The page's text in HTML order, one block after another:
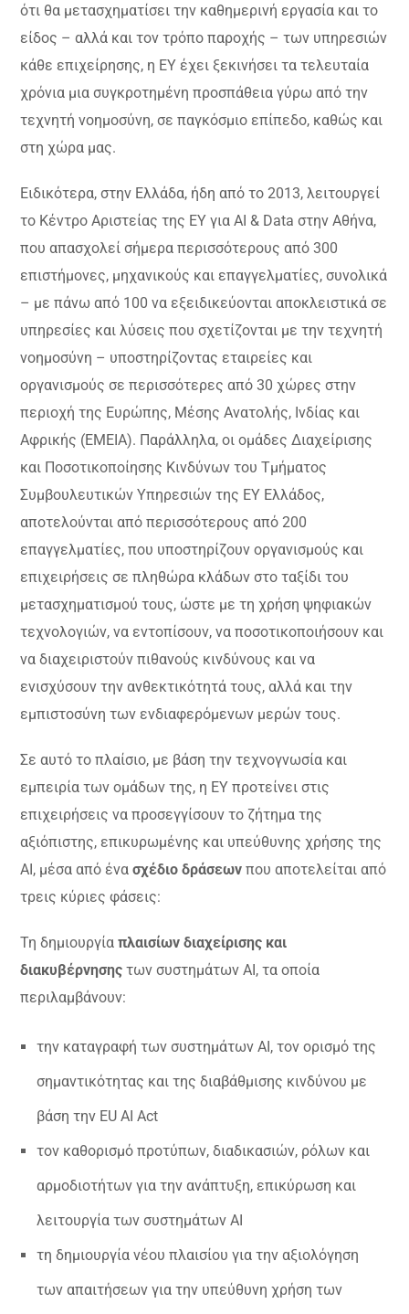
ότι θα μετασχηματίσει την καθημερινή εργασία και το
είδος – αλλά και τον τρόπο παροχής – των υπηρεσιών
κάθε επιχείρησης, η ΕΥ έχει ξεκινήσει τα τελευταία
χρόνια μια συγκροτημένη προσπάθεια γύρω από την
τεχνητή νοημοσύνη, σε παγκόσμιο επίπεδο, καθώς και
στη χώρα μας.
Ειδικότερα, στην Ελλάδα, ήδη από το 2013, λειτουργεί
το Κέντρο Αριστείας της EY για AI & Data στην Αθήνα,
που απασχολεί σήμερα περισσότερους από 300
επιστήμονες, μηχανικούς και επαγγελματίες, συνολικά
– με πάνω από 100 να εξειδικεύονται αποκλειστικά σε
υπηρεσίες και λύσεις που σχετίζονται με την τεχνητή
νοημοσύνη – υποστηρίζοντας εταιρείες και
οργανισμούς σε περισσότερες από 30 χώρες στην
περιοχή της Ευρώπης, Μέσης Ανατολής, Ινδίας και
Αφρικής (EMEIA). Παράλληλα, οι ομάδες Διαχείρισης
και Ποσοτικοποίησης Κινδύνων του Τμήματος
Συμβουλευτικών Υπηρεσιών της EY Ελλάδος,
αποτελούνται από περισσότερους από 200
επαγγελματίες, που υποστηρίζουν οργανισμούς και
επιχειρήσεις σε πληθώρα κλάδων στο ταξίδι του
μετασχηματισμού τους, ώστε με τη χρήση ψηφιακών
τεχνολογιών, να εντοπίσουν, να ποσοτικοποιήσουν και
να διαχειριστούν πιθανούς κινδύνους και να
ενισχύσουν την ανθεκτικότητά τους, αλλά και την
εμπιστοσύνη των ενδιαφερόμενων μερών τους.
Σε αυτό το πλαίσιο, με βάση την τεχνογνωσία και
εμπειρία των ομάδων της, η ΕΥ προτείνει στις
επιχειρήσεις να προσεγγίσουν το ζήτημα της
αξιόπιστης, επικυρωμένης και υπεύθυνης χρήσης της
AI, μέσα από ένασχέδιο δράσεων που αποτελείται από
τρεις κύριες φάσεις:
Τη δημιουργίαπλαισίων διαχείρισης και
διακυβέρνησης των συστημάτων AI, τα οποία
περιλαμβάνουν:
την καταγραφή των συστημάτων AI, τον ορισμό της
σημαντικότητας και της διαβάθμισης κινδύνου με
βάση την EU AI Act
τον καθορισμό προτύπων, διαδικασιών, ρόλων και
αρμοδιοτήτων για την ανάπτυξη, επικύρωση και
λειτουργία των συστημάτων AI
τη δημιουργία νέου πλαισίου για την αξιολόγηση
των απαιτήσεων για την υπεύθυνη χρήση των